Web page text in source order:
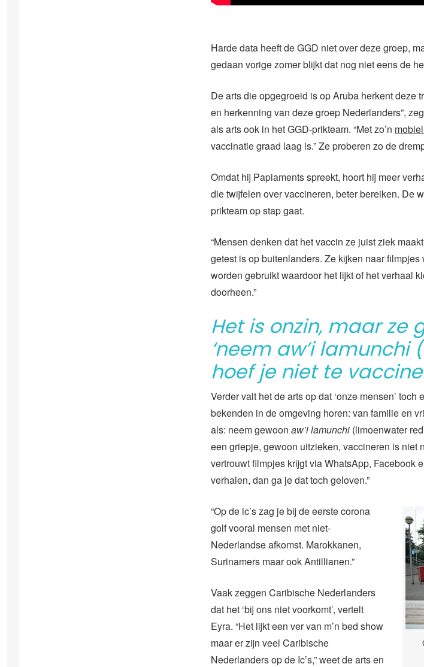
Harde data heeft de GGD niet over deze groep,
gedaan vorige zomer blijkt dat nog niet eens de
De arts die opgegroeid is op Aruba herkent deze
en herkenning van deze groep Nederlanders”,
als arts ook in het GGD-prikteam. “Met zo’n
vaccinatie graad laag is.” Ze proberen zo de
Omdat hij Papiaments spreekt, hoort hij meer
die twijfelen over vaccineren, beter bereiken. De
prikteam op stap gaat.
“Mensen denken dat het vaccin ze juist ziek
getest is op buitenlanders. Ze kijken naar
worden gebruikt waardoor het lijkt of het verhaal
doorheen.”
Het is onzin, maar ze
‘neem aw’i
hoef je niet te
Verder valt het de arts op dat ‘onze mensen’
bekenden in de omgeving horen: van familie en
als: neem gewoon aw’i lamunchi (limoenwater
een griepje, gewoon uitzieken, vaccineren is niet
vertrouwt filmpjes krijgt via WhatsApp, Facebook
verhalen, dan ga je dat toch geloven.”
“Op de ic’s zag je bij de eerste corona
golf vooral mensen met niet-
Nederlandse afkomst. Marokkanen,
Surinamers maar ook Antillianen.”
Vaak zeggen Caribische Nederlanders
dat het ‘bij ons niet voorkomt’, vertelt
Eyra. “Het lijkt een ver van m’n bed show
maar er zijn veel Caribische
Nederlanders op de Ic’s,” weet de arts en